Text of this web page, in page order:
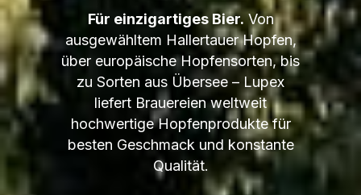
Für einzigartiges Bier.Von
ausgewähltem Hallertauer Hopfen,
über europäische Hopfensorten, bis
zu Sorten aus Übersee – Lupex
liefert Brauereien weltweit
hochwertige Hopfenprodukte für
besten Geschmack und konstante
Qualität.